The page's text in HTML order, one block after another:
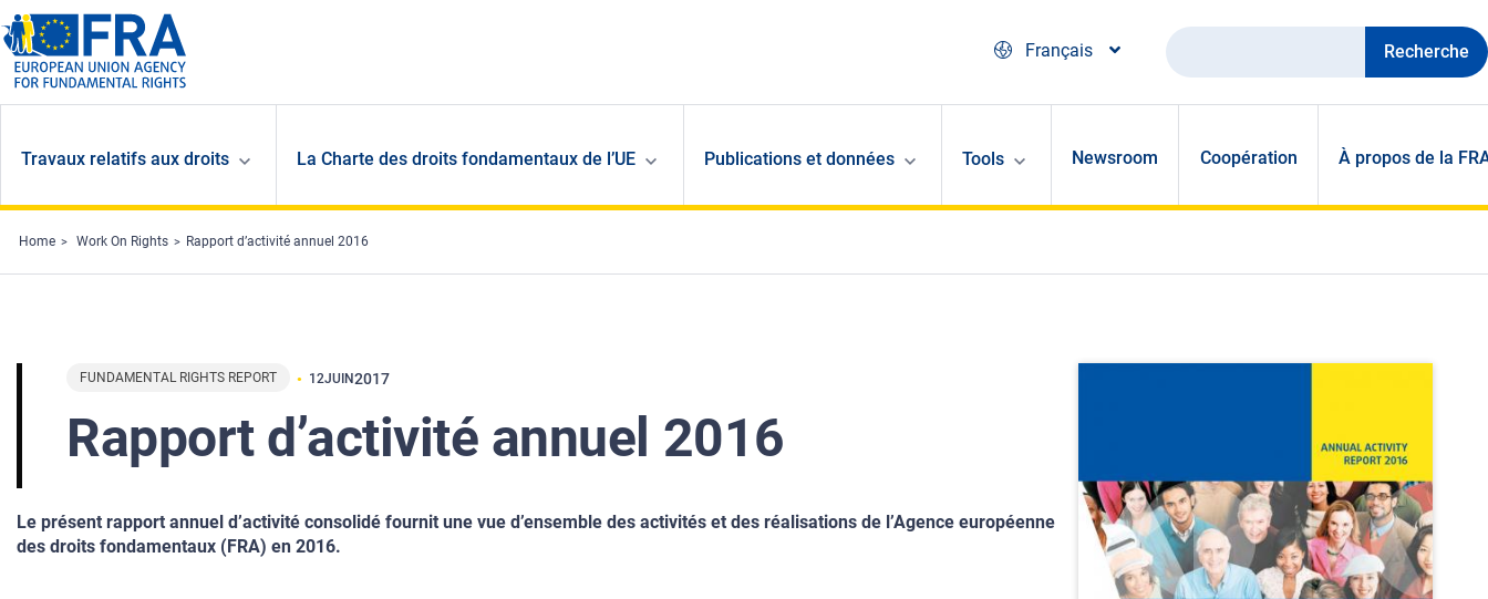
Skip to main content
Français
Recherche
Travaux relatifs aux droits La Charte des droits fondamentaux de l’UE Publications et données Tools Newsroom Coopération À propos de la
Home Work On Rights Rapport d’activité annuel 2016
FUNDAMENTAL RIGHTS REPORT 12JUIN2017
Rapport d’activité annuel 2016
Le présent rapport annuel d’activité consolidé fournit une vue d’ensemble des activités et des réalisations de l’Agence européenne
des droits fondamentaux (FRA) en 2016.